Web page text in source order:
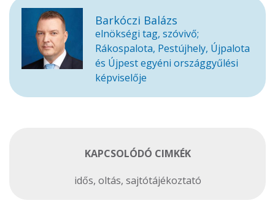
Barkóczi Balázs
elnökségi tag, szóvivő;
Rákospalota, Pestújhely, Újpalota
és Újpest egyéni országgyűlési
képviselője
KAPCSOLÓDÓ CIMKÉK
idős, oltás, sajtótájékoztató